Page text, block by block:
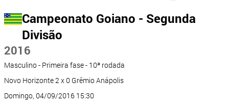
Campeonato Goiano - Segunda
Divisão
2016
Masculino - Primeira fase - 10ª rodada
Novo Horizonte 2 x 0 Grêmio Anápolis
Domingo, 04/09/2016 15:30